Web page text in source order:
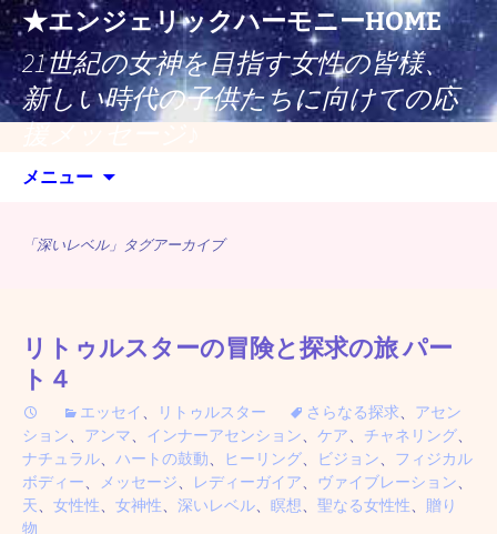
コ
ン
テ
ン
ツ
★エンジェリックハーモニーHOME
21世紀の女神を目指す女性の皆様、
新しい時代の子供たちに向けての応
援メッセージ♪
メニュー
「深いレベル」タグアーカイブ
リトゥルスターの冒険と探求の旅 パー
ト４
エッセイ、 リトゥルスター さらなる探求、 アセン
ション、 アンマ、 インナーアセンション、 ケア、 チャネリング、
ナチュラル、 ハートの鼓動、 ヒーリング、 ビジョン、 フィジカル
ボディー、 メッセージ、 レディーガイア、 ヴァイブレーション、
天、 女性性、 女神性、 深いレベル、 瞑想、 聖なる女性性、 贈り
物